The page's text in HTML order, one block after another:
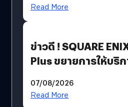
Read More
ข่าวดี ! SQUARE
Plus ขยายการให้บริ
โดยตรง
07/08/2026
Read More